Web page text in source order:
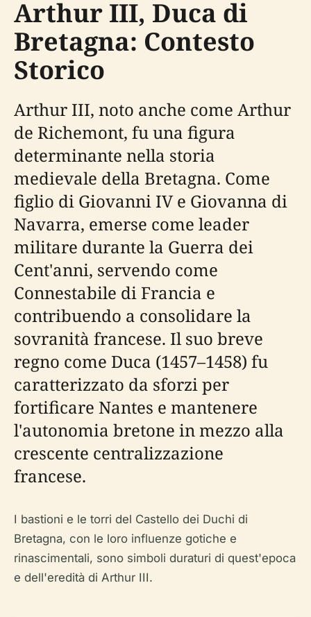
Arthur III, Duca di
Bretagna: Contesto
Storico
Arthur III, noto anche come Arthur
de Richemont, fu una figura
determinante nella storia
medievale della Bretagna. Come
figlio di Giovanni IV e Giovanna di
Navarra, emerse come leader
militare durante la Guerra dei
Cent'anni, servendo come
Connestabile di Francia e
contribuendo a consolidare la
sovranità francese. Il suo breve
regno come Duca (1457–1458) fu
caratterizzato da sforzi per
fortificare Nantes e mantenere
l'autonomia bretone in mezzo alla
crescente centralizzazione
francese.
I bastioni e le torri del Castello dei Duchi di
Bretagna, con le loro influenze gotiche e
rinascimentali, sono simboli duraturi di quest'epoca
e dell'eredità di Arthur III.